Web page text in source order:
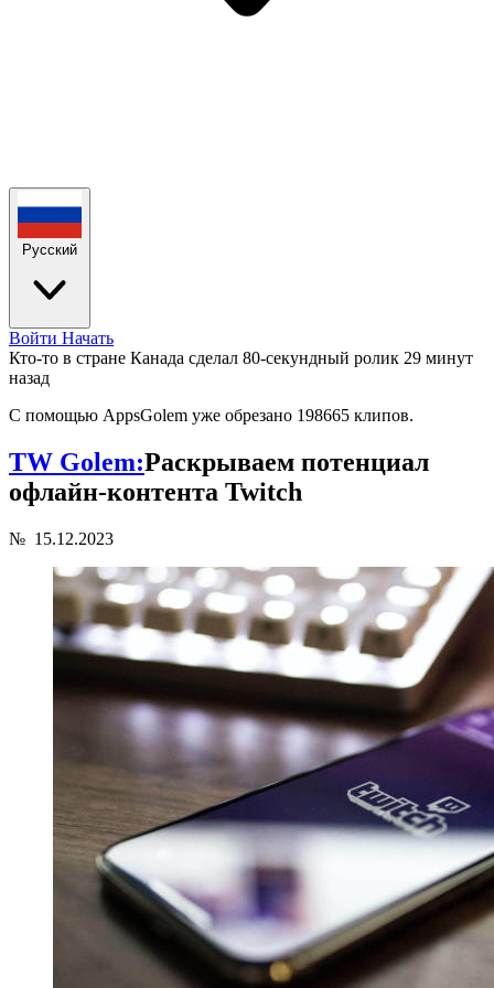
Русский
Войти Начать
Кто-то в стране Канада сделал 80-секундный ролик 29 минут
назад
С помощью AppsGolem уже обрезано 198665 клипов.
TW Golem:Раскрываем потенциал
офлайн-контента Twitch
№ 15.12.2023